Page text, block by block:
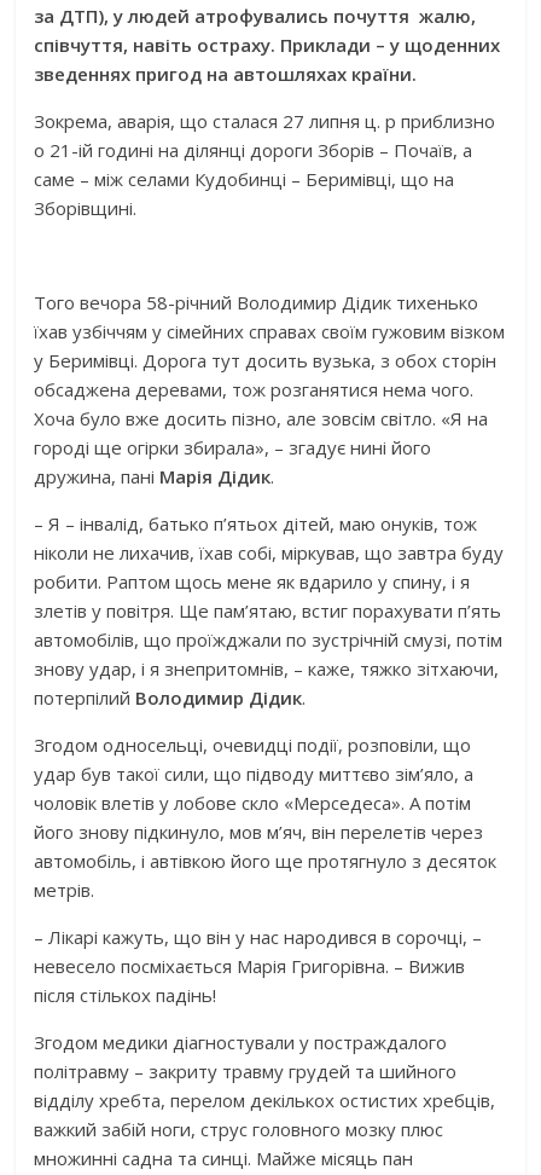
за ДТП), у людей атрофувались почуття жалю,
співчуття, навіть остраху. Приклади – у щоденних
зведеннях пригод на автошляхах країни.
Зокрема, аварія, що сталася 27 липня ц. р приблизно
о 21-ій годині на ділянці дороги Зборів – Почаїв, а
саме – між селами Кудобинці – Беримівці, що на
Зборівщині.
Того вечора 58-річний Володимир Дідик тихенько
їхав узбіччям у сімейних справах своїм гужовим візком
у Беримівці. Дорога тут досить вузька, з обох сторін
обсаджена деревами, тож розганятися нема чого.
Хоча було вже досить пізно, але зовсім світло. «Я на
городі ще огірки збирала», – згадує нині його
дружина, пані Марія Дідик.
– Я – інвалід, батько п’ятьох дітей, маю онуків, тож
ніколи не лихачив, їхав собі, міркував, що завтра буду
робити. Раптом щось мене як вдарило у спину, і я
злетів у повітря. Ще пам’ятаю, встиг порахувати п’ять
автомобілів, що проїжджали по зустрічній смузі, потім
знову удар, і я знепритомнів, – каже, тяжко зітхаючи,
потерпілий Володимир Дідик.
Згодом односельці, очевидці події, розповіли, що
удар був такої сили, що підводу миттєво зім’яло, а
чоловік влетів у лобове скло «Мерседеса». А потім
його знову підкинуло, мов м’яч, він перелетів через
автомобіль, і автівкою його ще протягнуло з десяток
метрів.
– Лікарі кажуть, що він у нас народився в сорочці, –
невесело посміхається Марія Григорівна. – Вижив
після стількох падінь!
Згодом медики діагностували у постраждалого
політравму – закриту травму грудей та шийного
відділу хребта, перелом декількох остистих хребців,
важкий забій ноги, струс головного мозку плюс
множинні садна та синці. Майже місяць пан